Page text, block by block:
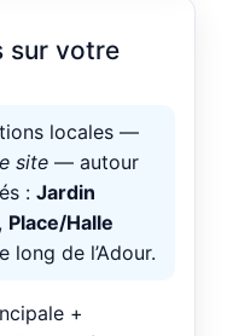
sur votre
locales —
site — autour
: Jardin
, Place/Halle
long de l’Adour.
+